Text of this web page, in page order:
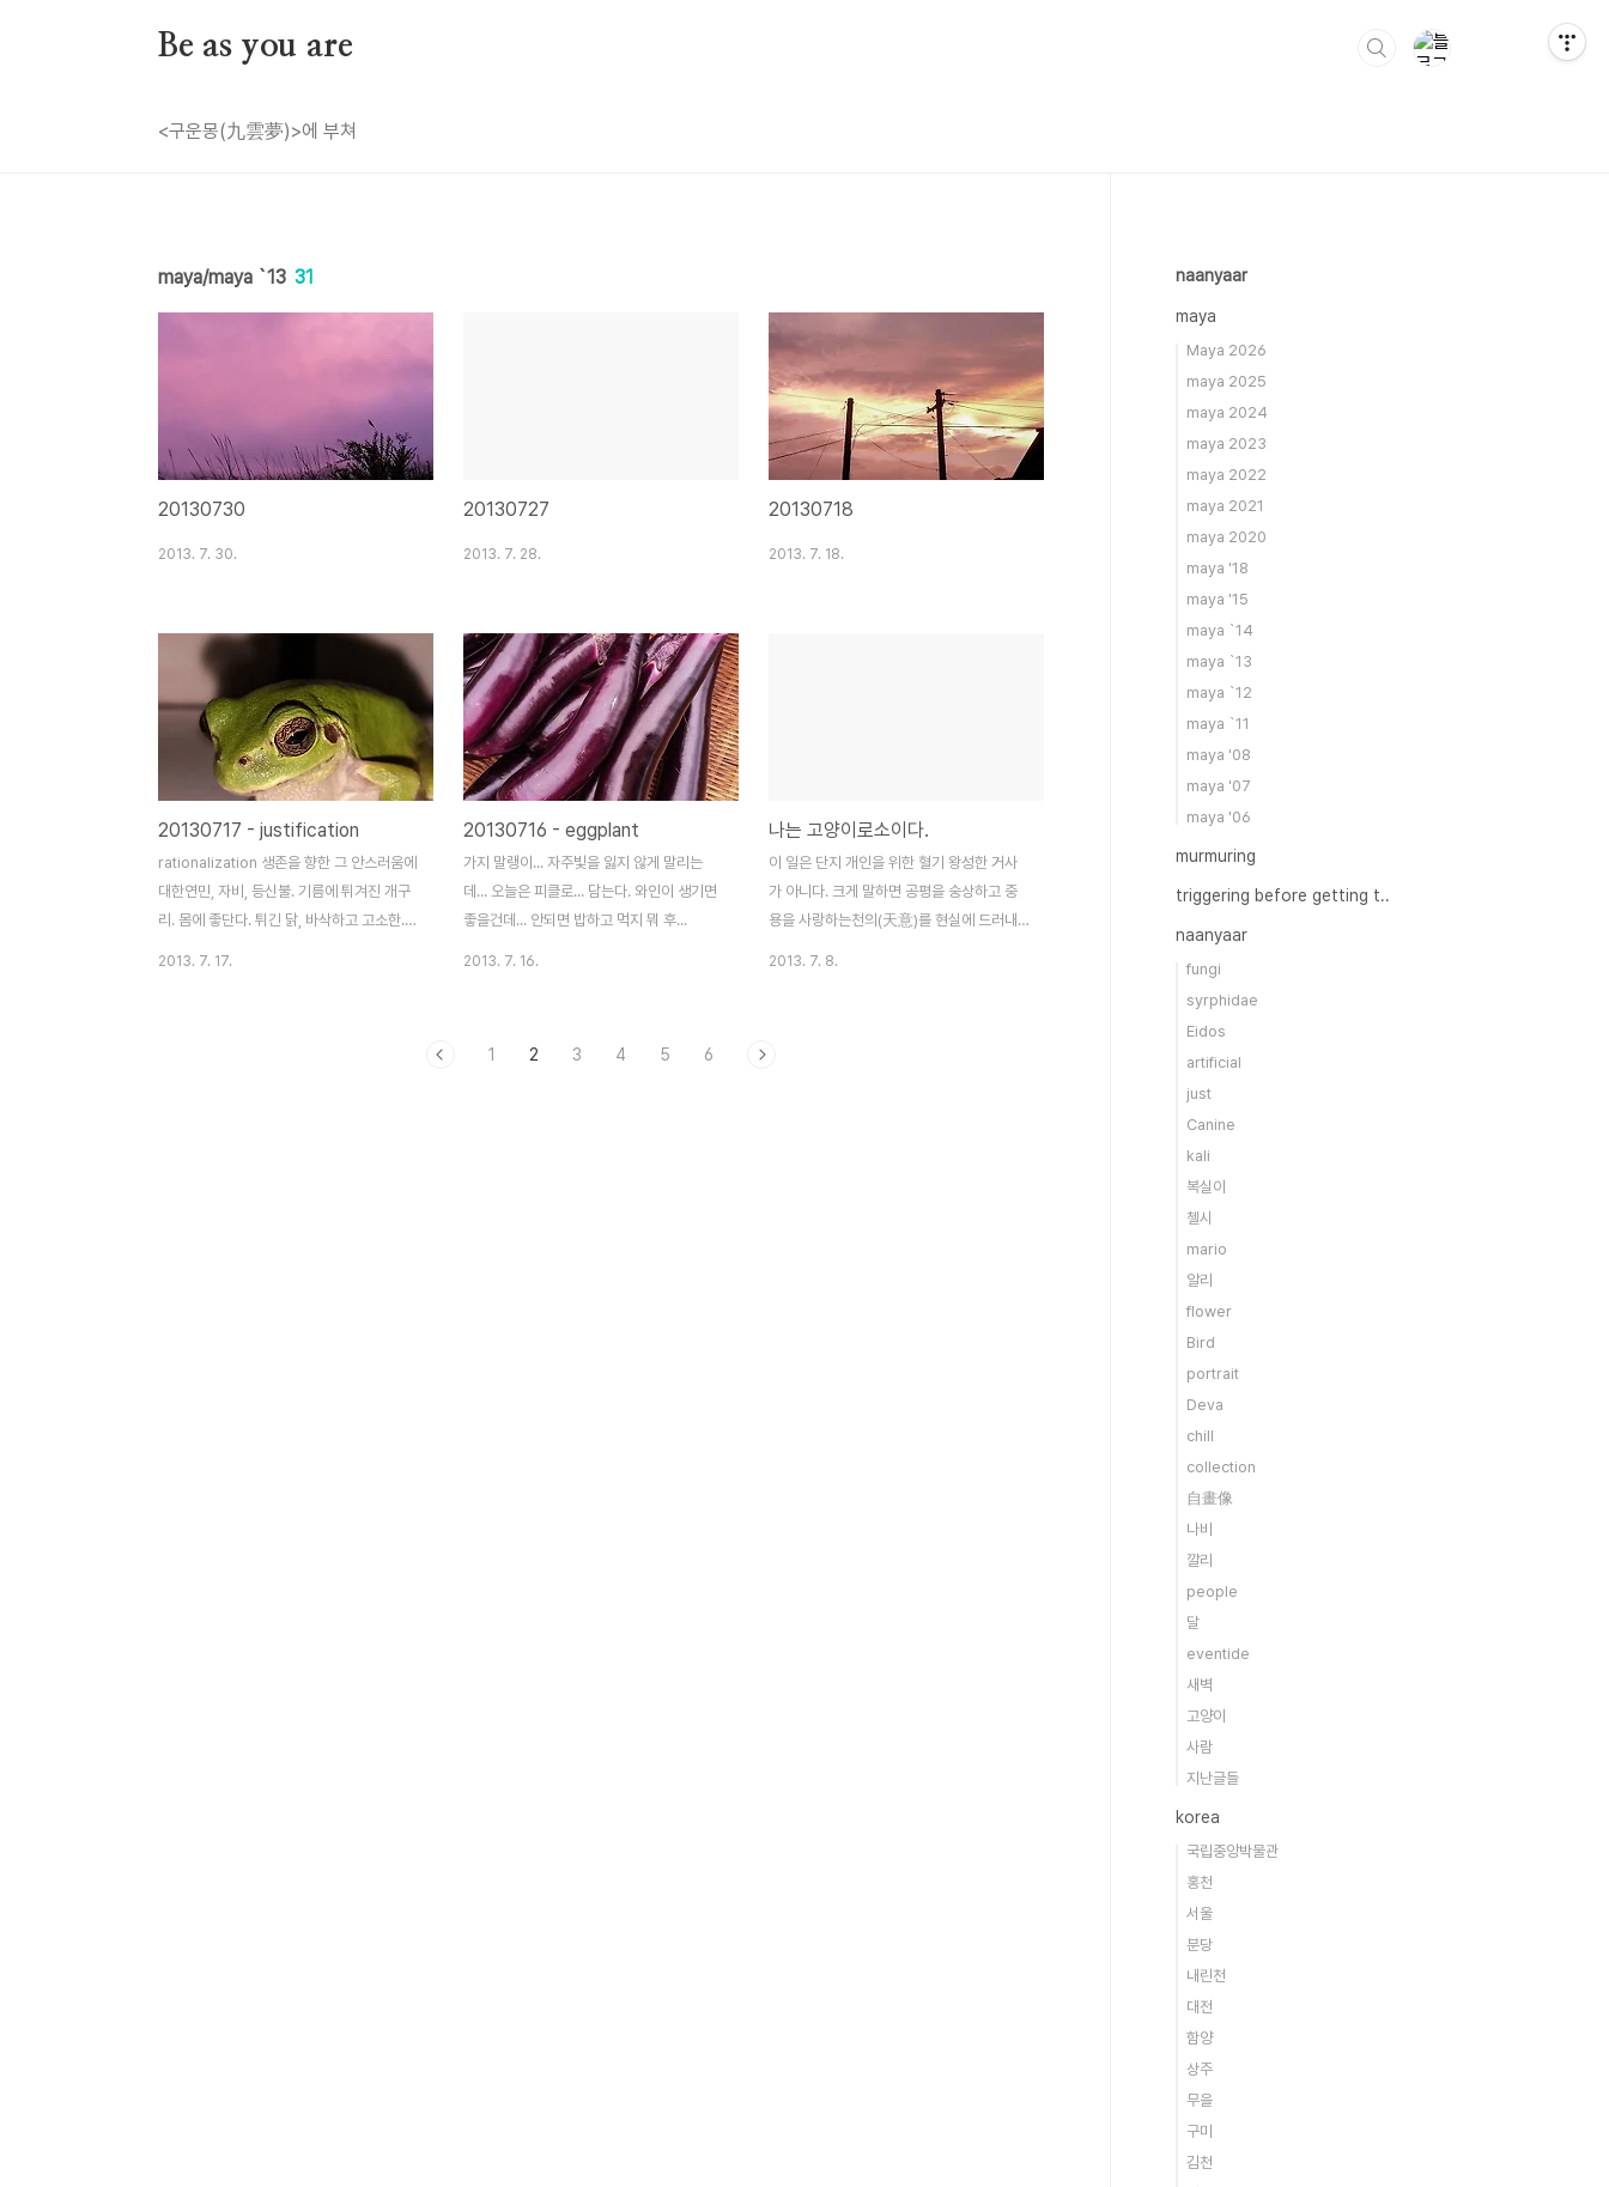
Be as you are
<구운몽(九雲夢)>에 부쳐
maya/maya `13 31
20130730
2013. 7. 30.
20130727
2013. 7. 28.
20130718
2013. 7. 18.
20130717 - justification
rationalization 생존을 향한 그 안스러움에
대한연민, 자비, 등신불. 기름에 튀겨진 개구
리. 몸에 좋단다. 튀긴 닭, 바삭하고 고소한.
2013. 7. 17.
20130716 - eggplant
가지 말랭이... 자주빛을 잃지 않게 말리는
데... 오늘은 피클로... 담는다. 와인이 생기면
좋을건데... 안되면 밥하고 먹지 뭐 후...
2013. 7. 16.
나는 고양이로소이다.
이 일은 단지 개인을 위한 혈기 왕성한 거사
가 아니다. 크게 말하면 공평을 숭상하고 중
용을 사랑하는천의(天意)를 현실에 드러내
2013. 7. 8.
1 2 3 4 5 6
naanyaar
maya
Maya 2026
maya 2025
maya 2024
maya 2023
maya 2022
maya 2021
maya 2020
maya '18
maya '15
maya `14
maya `13
maya `12
maya `11
maya '08
maya '07
maya '06
murmuring
triggering before getting t..
naanyaar
fungi
syrphidae
Eidos
artificial
just
Canine
kali
복실이
첼시
mario
알리
flower
Bird
portrait
Deva
chill
collection
自畫像
나비
깔리
people
달
eventide
새벽
고양이
사람
지난글들
korea
국립중앙박물관
홍천
서울
분당
내린천
대전
함양
상주
무을
구미
김천